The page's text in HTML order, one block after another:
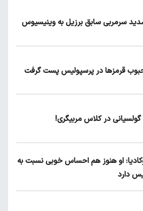
سرمربی سابق برزیل به وینیسیوس
قرمزها در پرسپولیس پست گرفت
در کلاس مربیگری!
او هنوز هم احساس خوبی نسبت به
دارد